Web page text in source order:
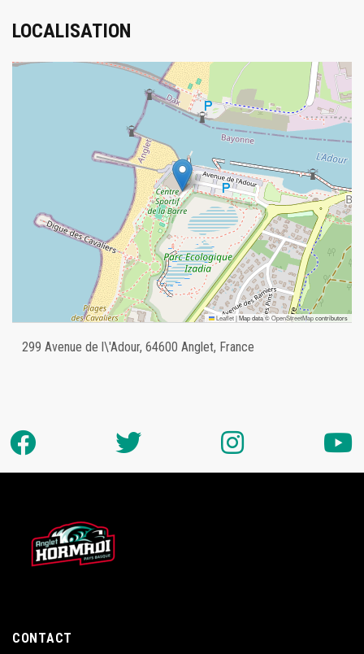
LOCALISATION
Leaflet|Map data ©OpenStreetMapcontributors
299 Avenue de l\'Adour, 64600 Anglet, France
CONTACT